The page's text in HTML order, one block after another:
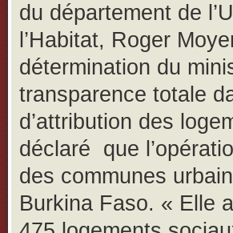
du département de
l’Habitat, Roger
détermination du
transparence totale
d’attribution des
déclaré que
des communes
Burkina Faso. « Elle